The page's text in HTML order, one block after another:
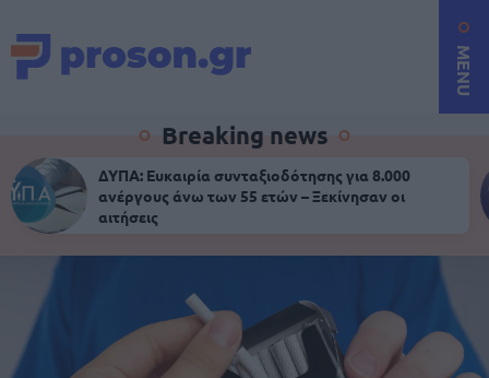
MENU
Breaking news
ΔΥΠΑ: Ευκαιρία συνταξιοδότησης για 8.000
ανέργους άνω των 55 ετών – Ξεκίνησαν οι
αιτήσεις